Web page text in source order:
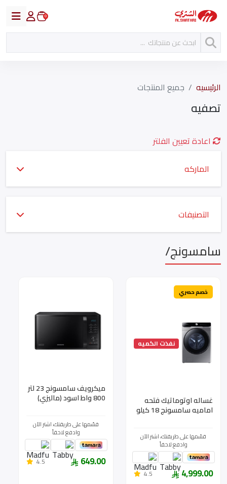
0
الرئيسيه جميع المنتجات
تصفيه
اعادة تعيين الفلتر
الماركه
التصنيفات
سامسونج/
خصم حصري
نفذت الكميه
غساله اوتوماتيك فتحه
اماميه سامسونج 18 كيلو
WD18T6300GP
قسّمها على طريقتك، اشتر الآن
وادفع لاحقاً
4,999.00
4.5
ميكرويف سامسونج 23 لتر
800 واط اسود (ماليزي)
قسّمها على طريقتك، اشتر الآن
وادفع لاحقاً
649.00
4.5